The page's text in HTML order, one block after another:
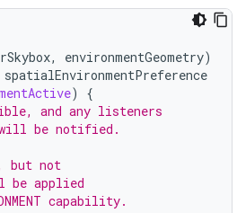
, environmentGeometry)
spatialEnvironmentPreference
)
{
and any listeners
will be notified.
but not
be applied
capability.